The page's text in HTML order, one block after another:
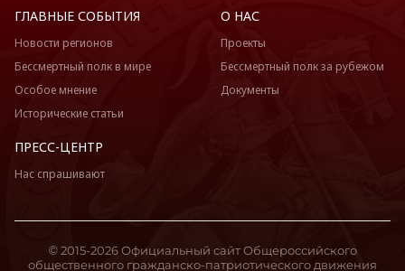
ГЛАВНЫЕ СОБЫТИЯ
Новости регионов
Бессмертный полк в мире
Особое мнение
Исторические статьи
О НАС
Проекты
Бессмертный полк за рубежом
Документы
ПРЕСС-ЦЕНТР
Нас спрашивают
© 2015-2026 Официальный сайт Общероссийского
общественного гражданско-патриотического движения